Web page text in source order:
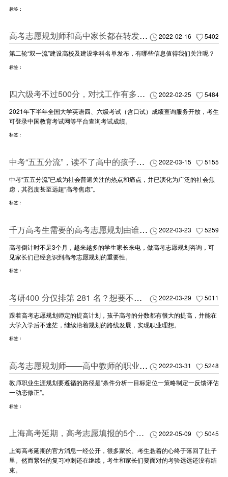
标签：
2022-02-16 5402
高考志愿规划师和高中家长都在转发的这份名单，原来有这么多用处
第二轮“双一流”建设高校及建设学科名单发布，有哪些信息值得我们关注呢？
标签：
2022-02-25 5484
四六级考不过500分，对找工作有多大影响？
2021年下半年全国大学英语四、六级考试（含口试）成绩查询服务开放，考生
可登录中国教育考试网等平台查询考试成绩。
标签：
2022-03-15 5155
中考“五五分流”，读不了高中的孩子怎么办？
中考“五五分流”已成为社会普遍关注的热点和痛点，并已演化为广泛的社会焦
虑，其烈度甚至远超“高考焦虑”。
标签：
2022-03-23 5259
千万高考生需要的高考志愿规划由谁来做？
高考倒计时不足3个月，越来越多的学生家长来电，做高考志愿规划咨询，可
见家长们已经意识到高考志愿规划的重要性。
标签：
2022-03-29 5011
考研400 分仅排第 281 名？想要不被卷，先做好高考志愿规划！
跟着高考志愿规划师定的提高计划，孩子高考的分数都有很大的提高，并能在
大学入学后不迷茫，继续沿着规划的路线发展，实现职业理想。
标签：
2022-03-31 5248
高考志愿规划师——高中教师的职业生涯，怎样规划才能不在忙碌中耗尽理想？
教师职业生涯规划要遵循的路径是“条件分析一目标定位一策略制定一反馈评估
一动态修正”。
标签：
2022-05-09 5045
上海高考延期，高考志愿填报的5个误区，现在解决还不迟！
上海高考延期的官方消息一经公开，很多家长、考生悬着的心终于落回了肚子
里。然而紧张的复习冲刺还在继续，考生和家长们要面对的考验远远还没有结
束。